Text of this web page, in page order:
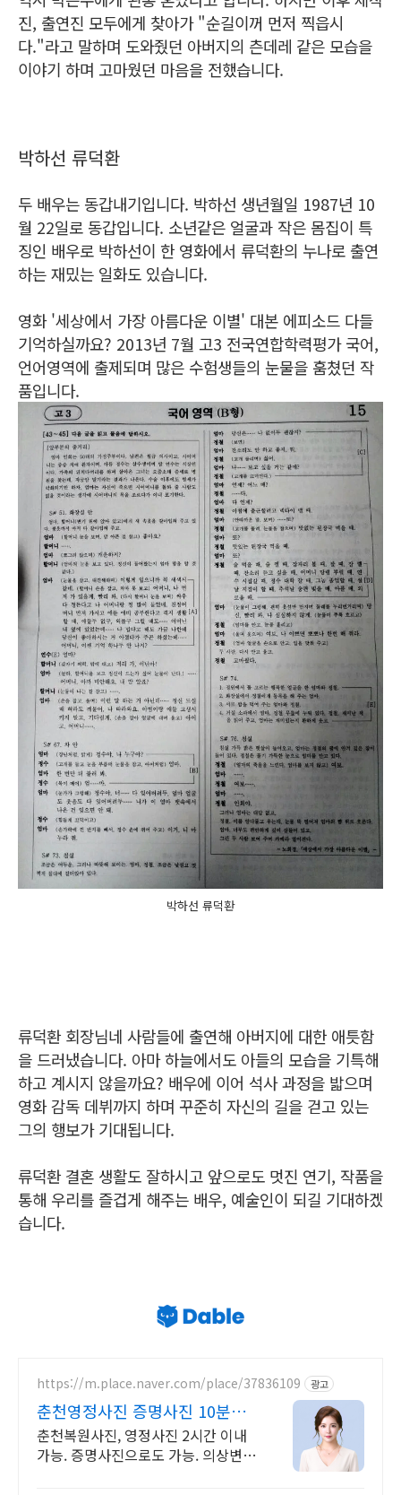
진, 출연진 모두에게 찾아가 "순길이꺼 먼저 찍읍시
다."라고 말하며 도와줬던 아버지의 츤데레 같은 모습을
이야기 하며 고마웠던 마음을 전했습니다.
박하선 류덕환
두 배우는 동갑내기입니다. 박하선 생년월일 1987년 10
월 22일로 동갑입니다. 소년같은 얼굴과 작은 몸집이 특
징인 배우로 박하선이 한 영화에서 류덕환의 누나로 출연
하는 재밌는 일화도 있습니다.
영화 '세상에서 가장 아름다운 이별' 대본 에피소드 다들
기억하실까요? 2013년 7월 고3 전국연합학력평가 국어,
언어영역에 출제되며 많은 수험생들의 눈물을 훔쳤던 작
품입니다.
박하선 류덕환
류덕환 회장님네 사람들에 출연해 아버지에 대한 애틋함
을 드러냈습니다. 아마 하늘에서도 아들의 모습을 기특해
하고 계시지 않을까요? 배우에 이어 석사 과정을 밟으며
영화 감독 데뷔까지 하며 꾸준히 자신의 길을 걷고 있는
그의 행보가 기대됩니다.
류덕환 결혼 생활도 잘하시고 앞으로도 멋진 연기, 작품을
통해 우리를 즐겁게 해주는 배우, 예술인이 되길 기대하겠
습니다.
https://m.place.naver.com/place/37836109 광고
춘천영정사진 증명사진 10분완
성.당일수령
춘천복원사진, 영정사진 2시간 이내
가능. 증명사진으로도 가능. 의상변